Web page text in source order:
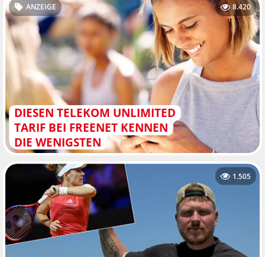
DIESEN TELEKOM UNLIMITED
TARIF BEI FREENET KENNEN
DIE WENIGSTEN
ANZEIGE 8.420
1.505